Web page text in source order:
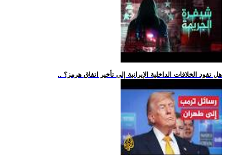
.. هل تقود الخلافات الداخلية الإيرانية إلى تأخير اتفاق هرمز؟